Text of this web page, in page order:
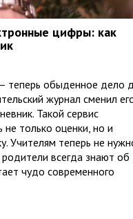
цифры: как
теперь обыденное дело
журнал сменил
Такой сервис
не только оценки, но и
Учителям теперь не
всегда знают об
чудо современного